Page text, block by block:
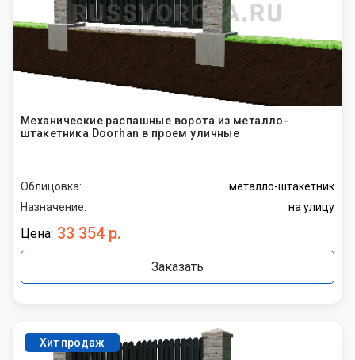
Механические распашные ворота из металло-
штакетника Doorhan в проем уличные
Облицовка:
металло-штакетник
Назначение:
на улицу
Цена: 33 354 р.
Заказать
Хит продаж